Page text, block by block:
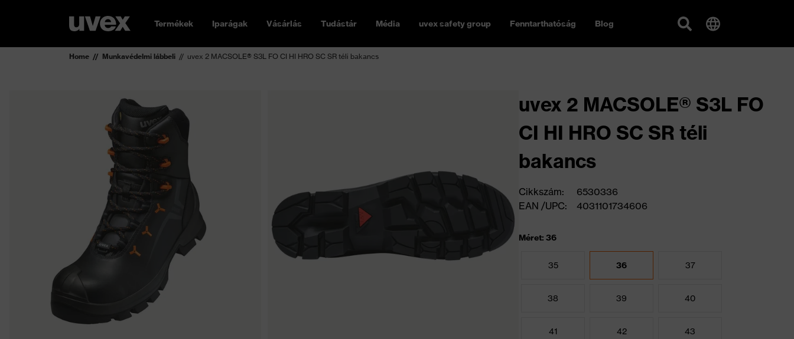
Termékek Iparágak Vásárlás Tudástár Média uvex safety group Fenntarthatóság Blog
Home Munkavédelmi lábbeli uvex 2 MACSOLE® S3L FO CI HI HRO SC SR téli bakancs
uvex 2 MACSOLE® S3L FO
CI HI HRO SC SR téli
bakancs
Cikkszám:
6530336
EAN /UPC:
4031101734606
Méret: 36
35 36 37
38 39 40
41 42 43